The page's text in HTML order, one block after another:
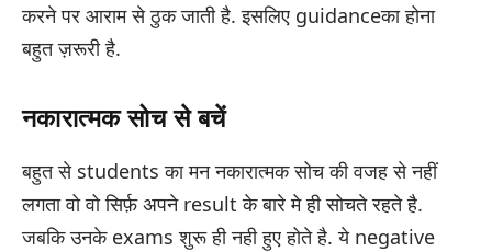
करने पर आराम से ठुक जाती है. इसलिए guidanceका होना
बहुत ज़रूरी है.
नकारात्मक सोच से बचें
बहुत से students का मन नकारात्मक सोच की वजह से नहीं
लगता वो वो सिर्फ़ अपने result के बारे मे ही सोचते रहते है.
जबकि उनके exams शुरू ही नही हुए होते है. ये negative